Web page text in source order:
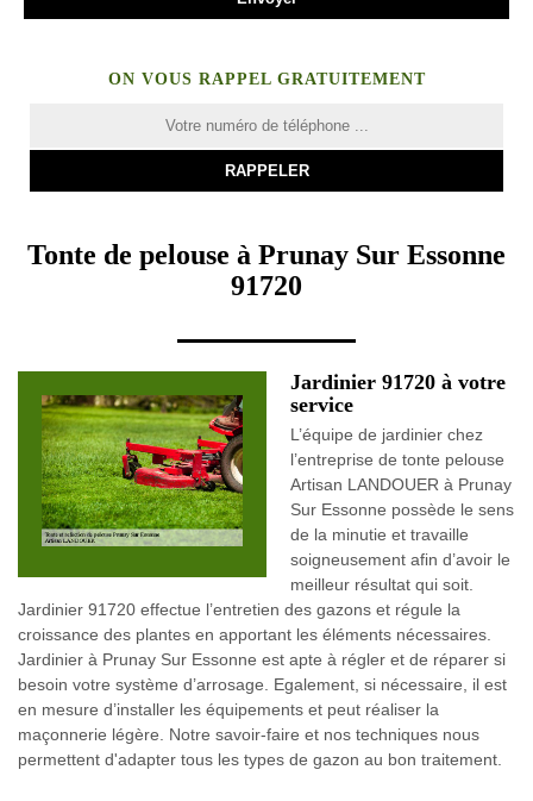
ON VOUS RAPPEL GRATUITEMENT
Tonte de pelouse à Prunay Sur Essonne
91720
Jardinier 91720 à votre
service
L’équipe de jardinier chez
l’entreprise de tonte pelouse
Artisan LANDOUER à Prunay
Sur Essonne possède le sens
de la minutie et travaille
soigneusement afin d’avoir le
meilleur résultat qui soit.
Jardinier 91720 effectue l’entretien des gazons et régule la
croissance des plantes en apportant les éléments nécessaires.
Jardinier à Prunay Sur Essonne est apte à régler et de réparer si
besoin votre système d’arrosage. Egalement, si nécessaire, il est
en mesure d’installer les équipements et peut réaliser la
maçonnerie légère. Notre savoir-faire et nos techniques nous
permettent d'adapter tous les types de gazon au bon traitement.